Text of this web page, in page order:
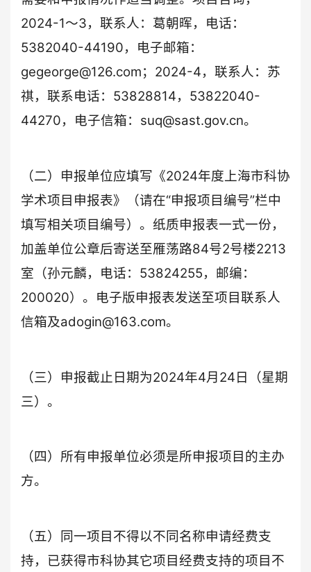
2024-1～3，联系人：葛朝晖，电话：
5382040-44190，电子邮箱：
gegeorge@126.com；2024-4，联系人：苏
祺，联系电话：53828814，53822040-
44270，电子信箱：suq@sast.gov.cn。
（二）申报单位应填写《2024年度上海市科协
学术项目申报表》（请在“申报项目编号”栏中
填写相关项目编号）。纸质申报表一式一份，
加盖单位公章后寄送至雁荡路84号2号楼2213
室（孙元麟，电话：53824255，邮编：
200020）。电子版申报表发送至项目联系人
信箱及adogin@163.com。
（三）申报截止日期为2024年4月24日（星期
三）。
（四）所有申报单位必须是所申报项目的主办
方。
（五）同一项目不得以不同名称申请经费支
持，已获得市科协其它项目经费支持的项目不